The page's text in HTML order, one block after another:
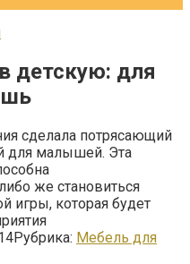
детскую: для
сделала потрясающий
для малышей. Эта
же становиться
игры, которая будет
Рубрика: Мебель для